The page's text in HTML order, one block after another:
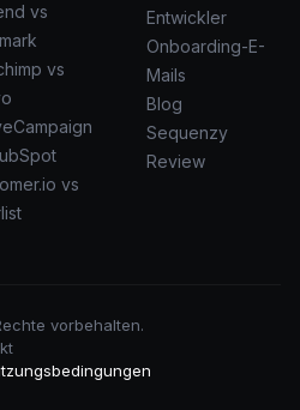
vs
vs
vs
Entwickler
Onboarding-E-
Mails
Blog
Sequenzy
Review
vorbehalten.